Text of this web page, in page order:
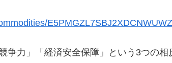
力」「経済安全保障」という3つの相